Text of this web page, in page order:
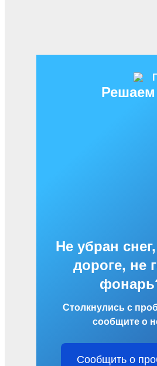
Решаем
Не убран
дороге, не
Столкнулись с
сообщите о
Сообщить о